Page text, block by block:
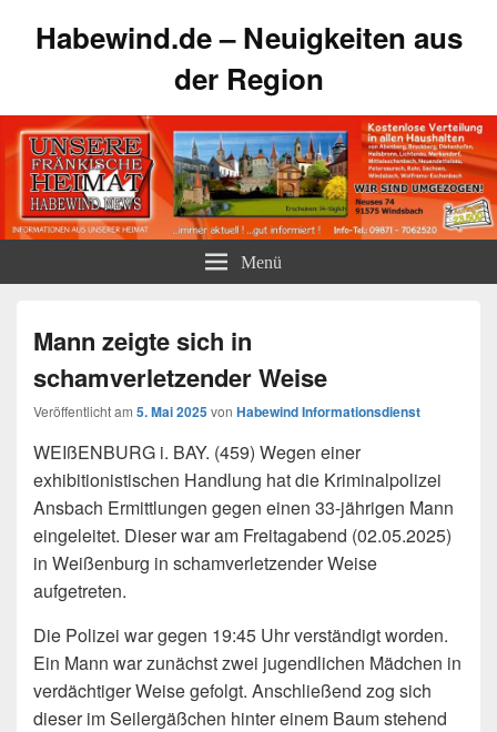
Habewind.de – Neuigkeiten aus
der Region
Menü
Mann zeigte sich in
schamverletzender Weise
Veröffentlicht am 5. Mai 2025von Habewind Informationsdienst
WEIßENBURG i. BAY. (459) Wegen einer
exhibitionistischen Handlung hat die Kriminalpolizei
Ansbach Ermittlungen gegen einen 33-jährigen Mann
eingeleitet. Dieser war am Freitagabend (02.05.2025)
in Weißenburg in schamverletzender Weise
aufgetreten.
Die Polizei war gegen 19:45 Uhr verständigt worden.
Ein Mann war zunächst zwei jugendlichen Mädchen in
verdächtiger Weise gefolgt. Anschließend zog sich
dieser im Seilergäßchen hinter einem Baum stehend